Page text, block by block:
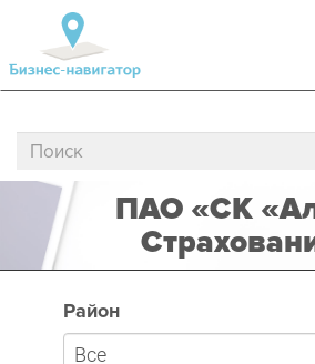
ПАО «СК
Район